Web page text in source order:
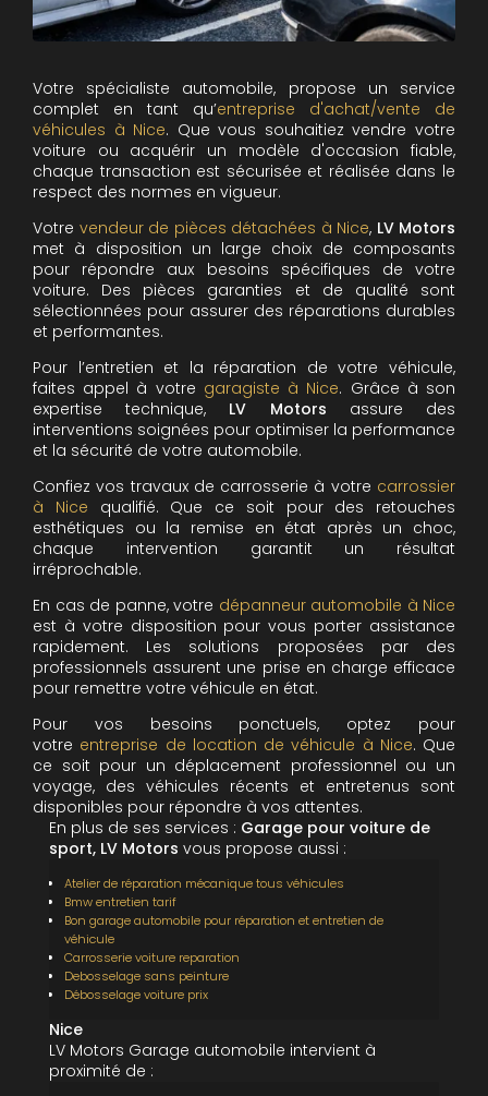
Votre spécialiste automobile, propose un service
complet en tant qu’entreprise d'achat/vente de
véhicules à Nice. Que vous souhaitiez vendre votre
voiture ou acquérir un modèle d'occasion fiable,
chaque transaction est sécurisée et réalisée dans le
respect des normes en vigueur.
Votre vendeur de pièces détachées à Nice, LV Motors
met à disposition un large choix de composants
pour répondre aux besoins spécifiques de votre
voiture. Des pièces garanties et de qualité sont
sélectionnées pour assurer des réparations durables
et performantes.
Pour l’entretien et la réparation de votre véhicule,
faites appel à votre garagiste à Nice. Grâce à son
expertise technique, LV Motors assure des
interventions soignées pour optimiser la performance
et la sécurité de votre automobile.
Confiez vos travaux de carrosserie à votre carrossier
à Nice qualifié. Que ce soit pour des retouches
esthétiques ou la remise en état après un choc,
chaque intervention garantit un résultat
irréprochable.
En cas de panne, votre dépanneur automobile à Nice
est à votre disposition pour vous porter assistance
rapidement. Les solutions proposées par des
professionnels assurent une prise en charge efficace
pour remettre votre véhicule en état.
Pour vos besoins ponctuels, optez pour
votre entreprise de location de véhicule à Nice. Que
ce soit pour un déplacement professionnel ou un
voyage, des véhicules récents et entretenus sont
disponibles pour répondre à vos attentes.
En plus de ses services : Garage pour voiture de
sport, LV Motors vous propose aussi :
Atelier de réparation mécanique tous véhicules
Bmw entretien tarif
Bon garage automobile pour réparation et entretien de
véhicule
Carrosserie voiture reparation
Debosselage sans peinture
Débosselage voiture prix
Nice
LV Motors Garage automobile intervient à
proximité de :